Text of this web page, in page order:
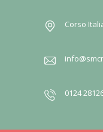
Corso
0124